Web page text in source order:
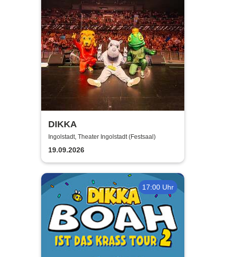
DIKKA
Ingolstadt, Theater Ingolstadt (Festsaal)
19.09.2026
17:00 Uhr